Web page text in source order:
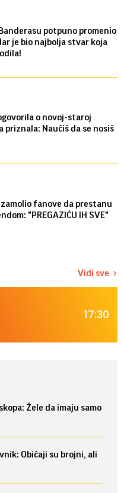
potpuno promenio
je bio najbolja stvar koja
o novoj-staroj
priznala: Naučiš da se nosiš
zamolio fanove da prestanu
"PREGAZIĆU IH SVE"
Vidi sve
17:30
Žele da imaju samo
Običaji su brojni, ali